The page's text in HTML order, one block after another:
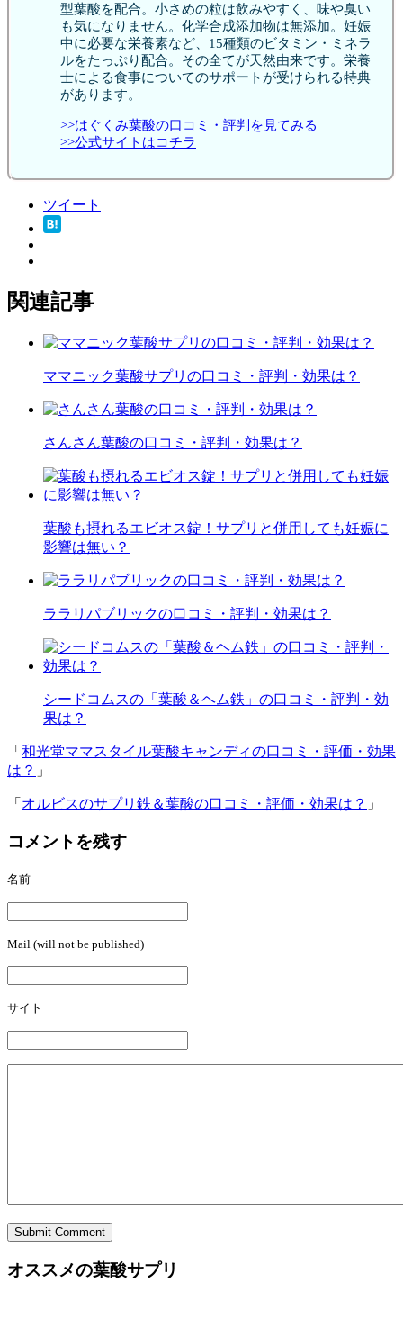
型葉酸を配合。小さめの粒は飲みやすく、味や臭い
も気になりません。化学合成添加物は無添加。妊娠
中に必要な栄養素など、15種類のビタミン・ミネラ
ルをたっぷり配合。その全てが天然由来です。栄養
士による食事についてのサポートが受けられる特典
があります。
>>はぐくみ葉酸の口コミ・評判を見てみる
>>公式サイトはコチラ
ツイート
関連記事
ママニック葉酸サプリの口コミ・評判・効果は？
さんさん葉酸の口コミ・評判・効果は？
葉酸も摂れるエビオス錠！サプリと併用しても妊娠に
影響は無い？
ララリパブリックの口コミ・評判・効果は？
シードコムスの「葉酸＆ヘム鉄」の口コミ・評判・効
果は？
「 和光堂ママスタイル葉酸キャンディの口コミ・評価・効果
は？ 」
「 オルビスのサプリ鉄＆葉酸の口コミ・評価・効果は？ 」
コメントを残す
名前
Mail (will not be published)
サイト
Submit Comment
オススメの葉酸サプリ